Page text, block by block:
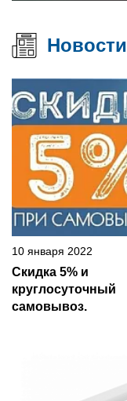
Новости
10 января 2022
Скидка 5% и
круглосуточный
самовывоз.